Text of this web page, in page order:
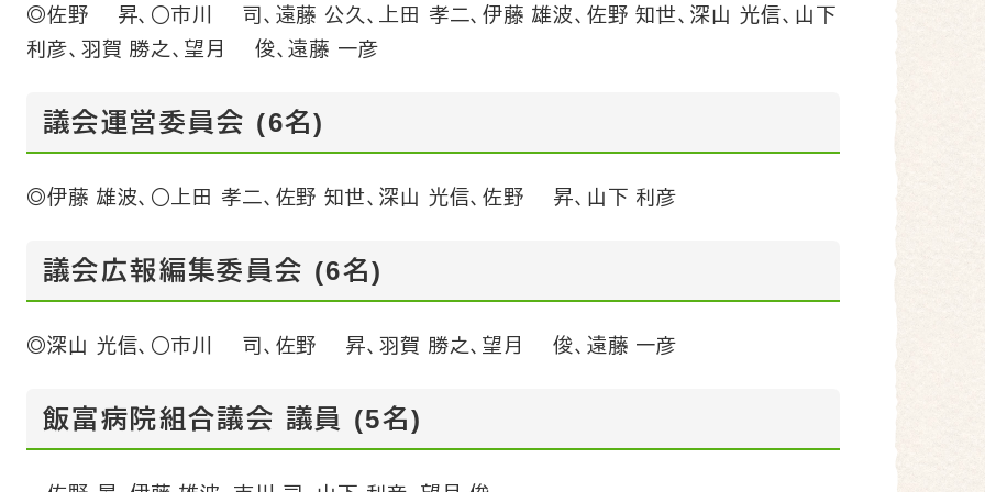
◎佐野 昇、○市川 司、遠藤 公久、上田 孝二、伊藤 雄波、佐野 知世、深山 光信、山下
利彦、羽賀 勝之、望月 俊、遠藤 一彦
議会運営委員会 (6名)
◎伊藤 雄波、○上田 孝二、佐野 知世、深山 光信、佐野 昇、山下 利彦
議会広報編集委員会 (6名)
◎深山 光信、○市川 司、佐野 昇、羽賀 勝之、望月 俊、遠藤 一彦
飯富病院組合議会 議員 (5名)